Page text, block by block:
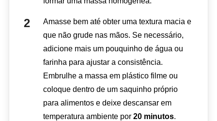
Amasse bem até obter uma textura macia e
que não grude nas mãos. Se necessário,
adicione mais um pouquinho de água ou
farinha para ajustar a consistência.
Embrulhe a massa em plástico filme ou
coloque dentro de um saquinho próprio
para alimentos e deixe descansar em
temperatura ambiente por 20 minutos.